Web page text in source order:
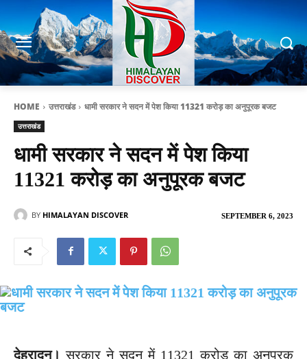
HOME उत्तराखंड धामी सरकार ने सदन में पेश किया 11321 करोड़ का अनुपूरक बजट
उत्तराखंड
धामी सरकार ने सदन में पेश किया
11321 करोड़ का अनुपूरक बजट
SEPTEMBER 6, 2023
BY HIMALAYAN DISCOVER
देहरादून। सरकार ने सदन में 11321 करोड़ का अनुपूरक